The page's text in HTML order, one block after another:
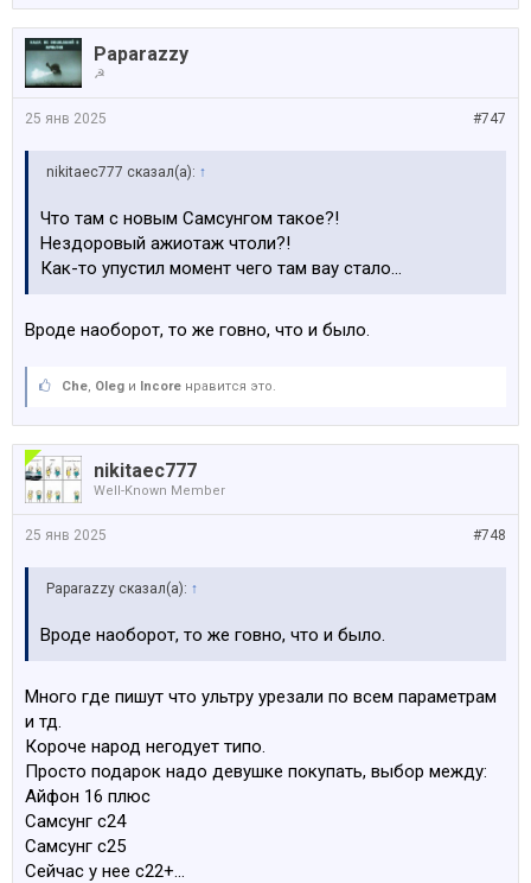
Paparazzy
☭
#747
25 янв 2025
nikitaec777 сказал(а): ↑
Что там с новым Самсунгом такое?!
Нездоровый ажиотаж чтоли?!
Как-то упустил момент чего там вау стало…
Вроде наоборот, то же говно, что и было.
Che, Oleg и Incore нравится это.
nikitaec777
Well-Known Member
#748
25 янв 2025
Paparazzy сказал(а): ↑
Вроде наоборот, то же говно, что и было.
Много где пишут что ультру урезали по всем параметрам
и тд.
Короче народ негодует типо.
Просто подарок надо девушке покупать, выбор между:
Айфон 16 плюс
Самсунг с24
Самсунг с25
Сейчас у нее с22+…